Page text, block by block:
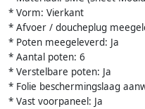
* Vorm: Vierkant
* Afvoer / doucheplug
* Poten meegeleverd: Ja
* Aantal poten: 6
* Verstelbare poten: Ja
* Folie beschermingslaag
* Vast voorpaneel: Ja